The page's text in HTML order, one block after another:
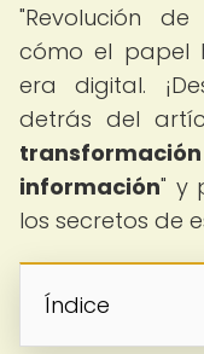
"Revolución
cómo el papel
era digital.
detrás del
información" y
los secretos de
Índice